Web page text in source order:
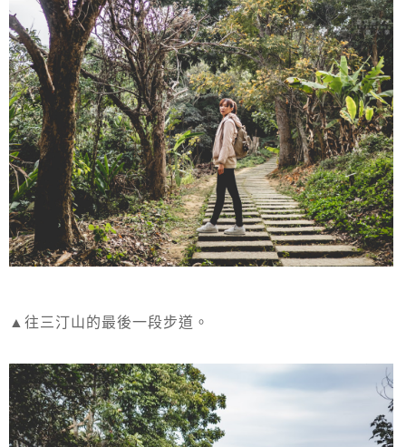
▲往三汀山的最後一段步道。